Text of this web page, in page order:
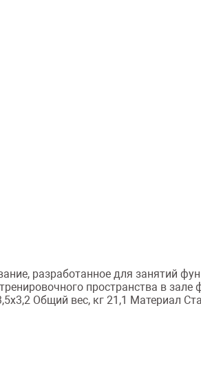
разработанное для занятий
пространства в
Общий вес, кг 21,1 Материал